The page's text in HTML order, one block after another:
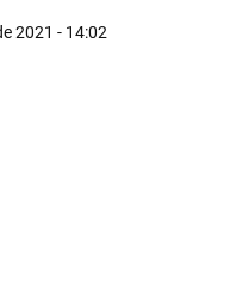
2021 - 14:02